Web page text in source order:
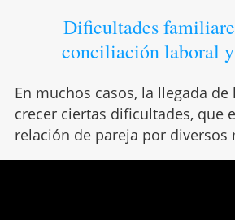
Dificultades
conciliación laboral
En muchos casos, la llegada
crecer ciertas dificultades, que
relación de pareja por diversos